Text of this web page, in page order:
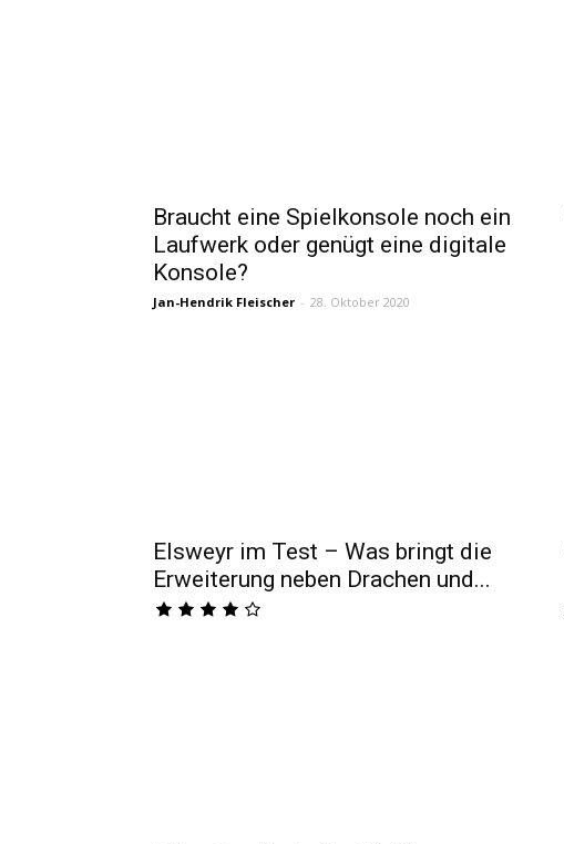
Braucht eine Spielkonsole noch ein
Laufwerk oder genügt eine digitale
Konsole?
Jan-Hendrik Fleischer - 28. Oktober 2020
Elsweyr im Test – Was bringt die
Erweiterung neben Drachen und...